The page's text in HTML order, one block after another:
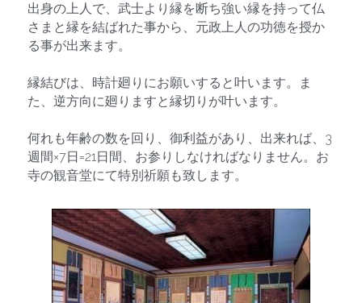
出身の上人で、武士より縁を断ち強い縁を持って仏
さまと縁を結ばれた事から、元政上人の功徳を授か
る事が出来ます。
縁結びは、時計廻りにお願いすると叶います。ま
た、逆方向に廻りますと縁切りが叶います。
何れも年齢の数を回り、御利益があり、出来れば、3
週間×7日=21日間、お参りしなければなりません。お
寺の観音堂にて特別祈願も致します。